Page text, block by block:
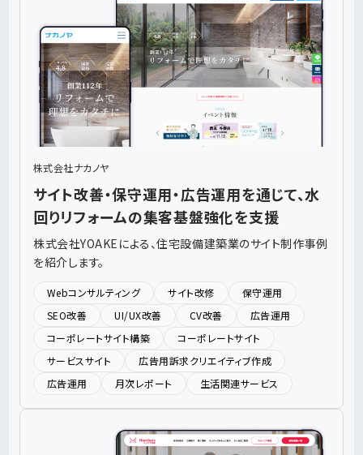
株式会社ナカノヤ
サイト改善・保守運用・広告運用を通じて、水
回りリフォームの集客基盤強化を支援
株式会社YOAKEによる、住宅設備建築業のサイト制作事例
を紹介します。
Webコンサルティング サイト改修
保守運用
SEO改善
UI/UX改善 CV改善
広告運用
コーポレートサイト構築
コーポレートサイト
サービスサイト
広告用訴求クリエイティブ作成
広告運用
月次レポート 生活関連サービス
お問い合わせ
お知らせ
ご提案・協業用お問い合
プライバシーポリシー
資料ダウンロード